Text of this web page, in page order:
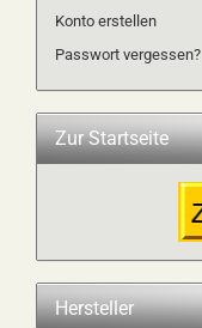
Konto erstellen
Passwort vergessen?
Zur Startseite
Hersteller